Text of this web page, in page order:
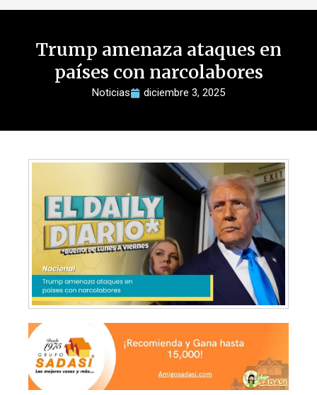
Trump amenaza ataques en
países con narcolabores
Noticias diciembre 3, 2025